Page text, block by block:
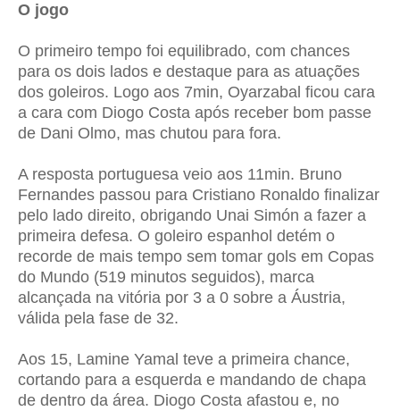
O jogo
O primeiro tempo foi equilibrado, com chances
para os dois lados e destaque para as atuações
dos goleiros. Logo aos 7min, Oyarzabal ficou cara
a cara com Diogo Costa após receber bom passe
de Dani Olmo, mas chutou para fora.
A resposta portuguesa veio aos 11min. Bruno
Fernandes passou para Cristiano Ronaldo finalizar
pelo lado direito, obrigando Unai Simón a fazer a
primeira defesa. O goleiro espanhol detém o
recorde de mais tempo sem tomar gols em Copas
do Mundo (519 minutos seguidos), marca
alcançada na vitória por 3 a 0 sobre a Áustria,
válida pela fase de 32.
Aos 15, Lamine Yamal teve a primeira chance,
cortando para a esquerda e mandando de chapa
de dentro da área. Diogo Costa afastou e, no